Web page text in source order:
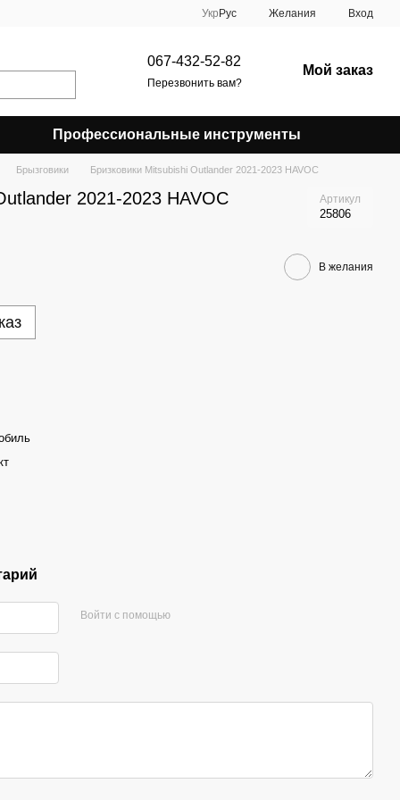
Укр Рус Желания Вход
067-432-52-82
Перезвонить вам?
Мой заказ
Профессиональные инструменты
Брызговики Бризковики Mitsubishi Outlander 2021-2023 HAVOC
2021-2023 HAVOC Артикул
25806
В желания
Войти с помощью